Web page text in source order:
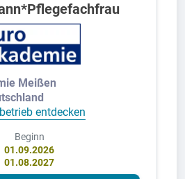
Meißen
entdecken
Beginn
01.09.2026
01.08.2027